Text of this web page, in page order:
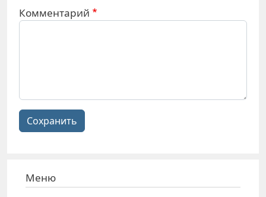
Комментарий
Сохранить
Меню